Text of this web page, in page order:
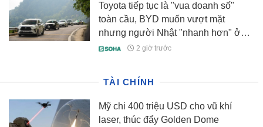
Toyota tiếp tục là "vua doanh số"
toàn cầu, BYD muốn vượt mặt
nhưng người Nhật "nhanh hơn" ở
một điểm 2 giờ trước
TÀI CHÍNH
Mỹ chi 400 triệu USD cho vũ khí
laser, thúc đẩy Golden Dome